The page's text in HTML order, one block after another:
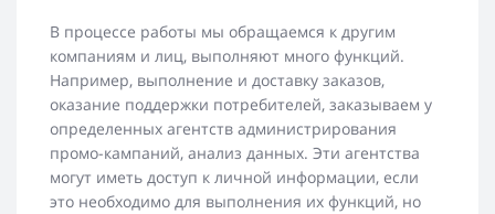
В процессе работы мы обращаемся к другим
компаниям и лиц, выполняют много функций.
Например, выполнение и доставку заказов,
оказание поддержки потребителей, заказываем у
определенных агентств администрирования
промо-кампаний, анализ данных. Эти агентства
могут иметь доступ к личной информации, если
это необходимо для выполнения их функций, но